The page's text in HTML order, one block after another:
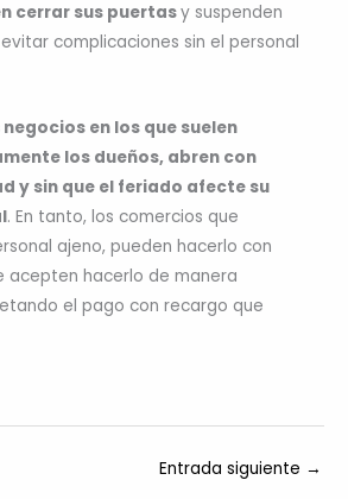
cerrar sus puertasy suspenden
complicaciones sin el personal
negocios en los que suelen
los dueños, abren con
y sin que el feriado afecte su
. En tanto, los comercios que
ajeno, pueden hacerlo con
acepten hacerlo de manera
el pago con recargo que
Entrada siguiente →